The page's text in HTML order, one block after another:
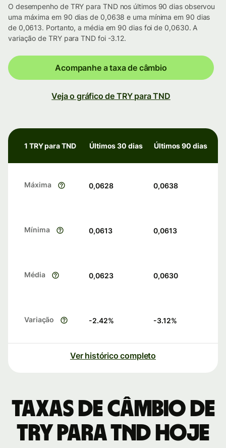
O desempenho de TRY para TND nos últimos 90 dias observou
uma máxima em 90 dias de 0,0638 e uma mínima em 90 dias
de 0,0613. Portanto, a média em 90 dias foi de 0,0630. A
variação de TRY para TND foi -3.12.
Acompanhe a taxa de câmbio
Veja o gráfico de TRY para TND
1 TRY para TND Últimos 30 dias Últimos 90 dias
Máxima 0,0628 0,0638
Mínima 0,0613 0,0613
Média 0,0623 0,0630
Variação -2.42% -3.12%
Ver histórico completo
Taxas de câmbio de
TRY para TND hoje